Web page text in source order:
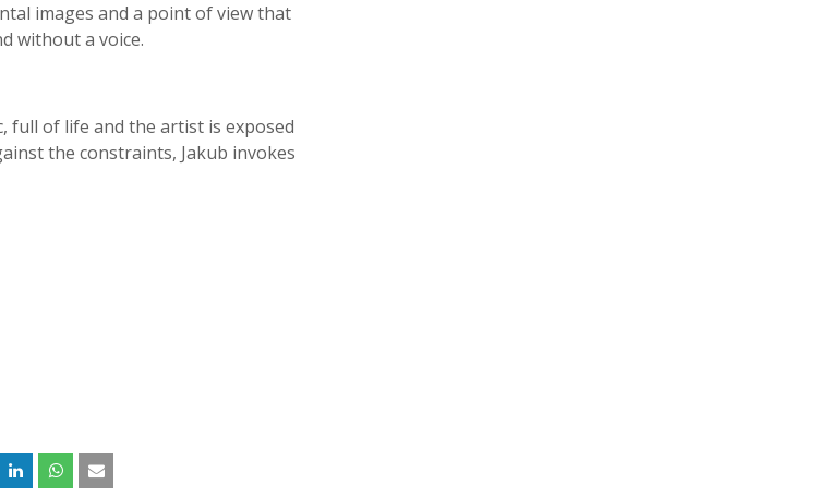
images and a point of view that
without a voice.
full of life and the artist is exposed
the constraints, Jakub invokes